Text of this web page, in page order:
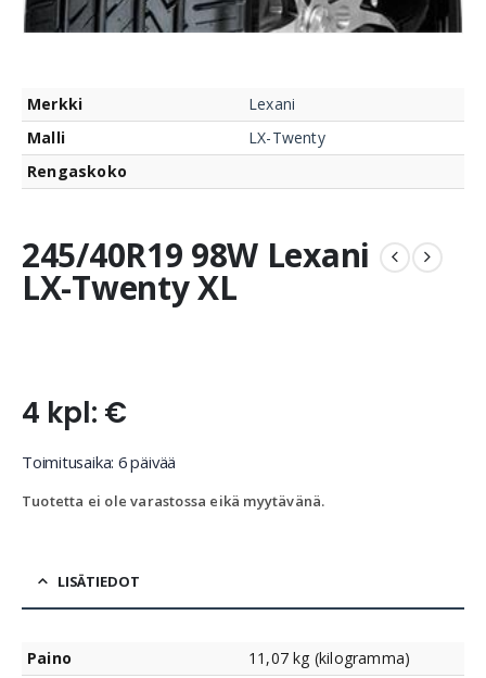
Merkki
Lexani
Malli
LX-Twenty
Rengaskoko
245/40R19 98W Lexani
LX-Twenty XL
4 kpl: €
Toimitusaika: 6 päivää
Tuotetta ei ole varastossa eikä myytävänä.
LISÄTIEDOT
Paino
11,07 kg (kilogramma)